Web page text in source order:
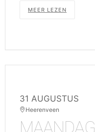
MEER LEZEN
31 AUGUSTUS
Heerenveen
MAANDAG